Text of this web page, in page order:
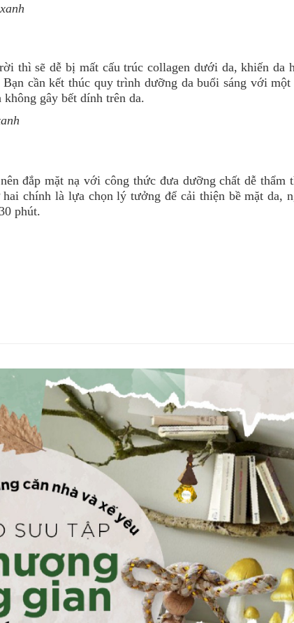
thì sẽ dễ bị mất cấu trúc collagen dưới da, khiến da
cần kết thúc quy trình dưỡng da buổi sáng với
gây bết dính trên da.
đắp mặt nạ với công thức đưa dưỡng chất dễ thẩm
chính là lựa chọn lý tưởng để cải thiện bề mặt da,
phút.